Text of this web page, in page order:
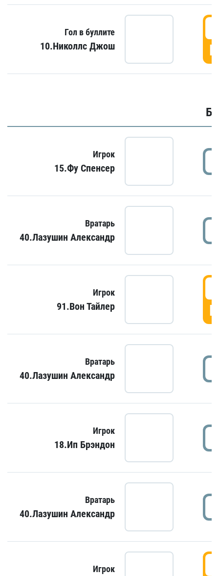
Гол в буллите
10.Николлс Джош
Игрок
15.Фу Спенсер
Вратарь
40.Лазушин Александр
Игрок
91.Вон Тайлер
Вратарь
40.Лазушин Александр
Игрок
18.Ип Брэндон
Вратарь
40.Лазушин Александр
Игрок